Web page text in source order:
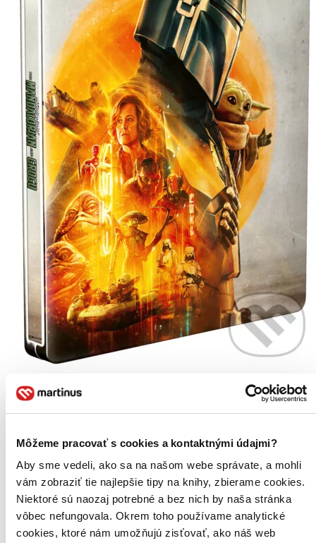
Môžeme pracovať s cookies a kontaktnými údajmi?
Aby sme vedeli, ako sa na našom webe správate, a mohli
vám zobraziť tie najlepšie tipy na knihy, zbierame cookies.
Niektoré sú naozaj potrebné a bez nich by naša stránka
vôbec nefungovala. Okrem toho používame analytické
cookies, ktoré nám umožňujú zisťovať, ako náš web
TOP #9
Novinka
2BD (UHD+BD)
Hemky Madera
Jeremy Allen White
Jonny Coyne
Matthew Willig
ďalší